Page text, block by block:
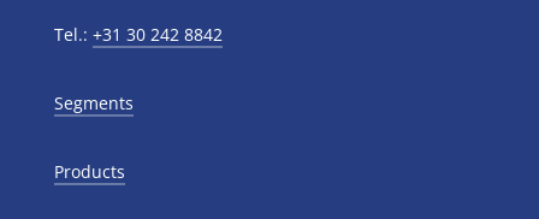
Tel.: +31 30 242 8842
Segments
Products